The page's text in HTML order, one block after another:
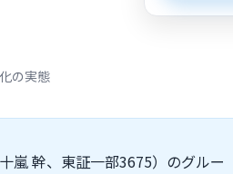
の実態
嵐 幹、東証一部3675）のグルー